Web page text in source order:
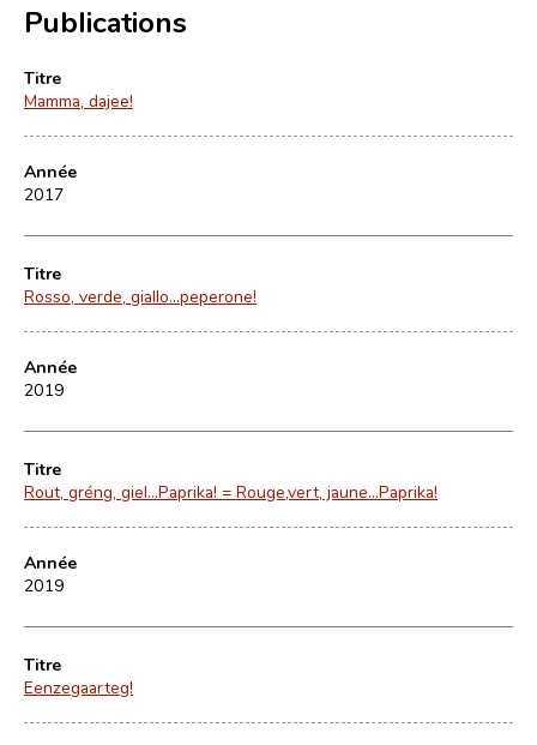
Publications
Titre
Mamma, dajee!
Année
2017
Titre
Rosso, verde, giallo...peperone!
Année
2019
Titre
Rout, gréng, giel...Paprika! = Rouge,vert, jaune...Paprika!
Année
2019
Titre
Eenzegaarteg!